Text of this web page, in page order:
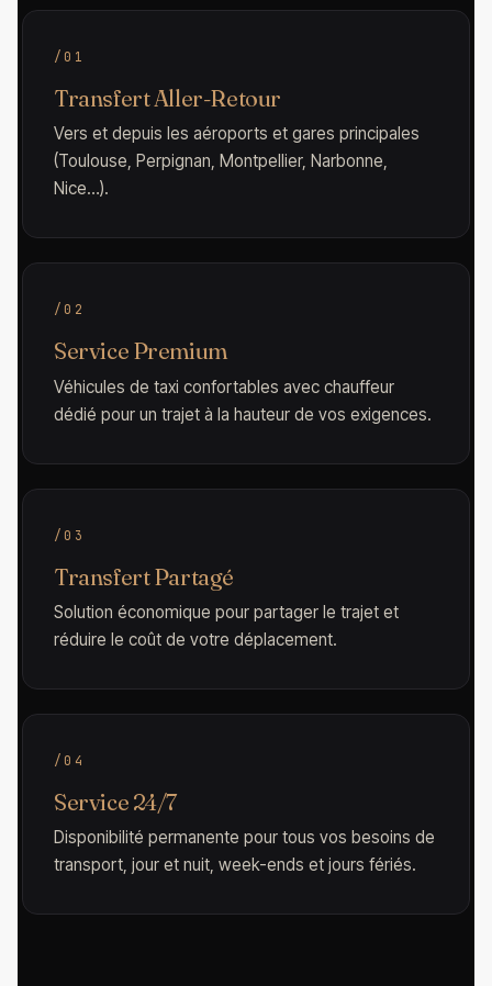
/01
Transfert Aller-Retour
Vers et depuis les aéroports et gares principales
(Toulouse, Perpignan, Montpellier, Narbonne,
Nice…).
/02
Service Premium
Véhicules de taxi confortables avec chauffeur
dédié pour un trajet à la hauteur de vos exigences.
/03
Transfert Partagé
Solution économique pour partager le trajet et
réduire le coût de votre déplacement.
/04
Service 24/7
Disponibilité permanente pour tous vos besoins de
transport, jour et nuit, week-ends et jours fériés.